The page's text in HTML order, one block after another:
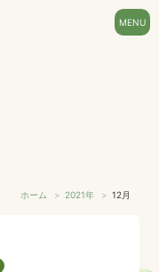
ホーム 2021年 12月